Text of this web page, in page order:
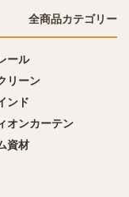
全商品カテゴリー
ール
リーン
ンド
オンカーテン
資材